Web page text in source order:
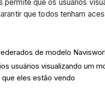
permite que os usuários
que todos tenham
de modelo
usuários visualizando um
eles estão vendo